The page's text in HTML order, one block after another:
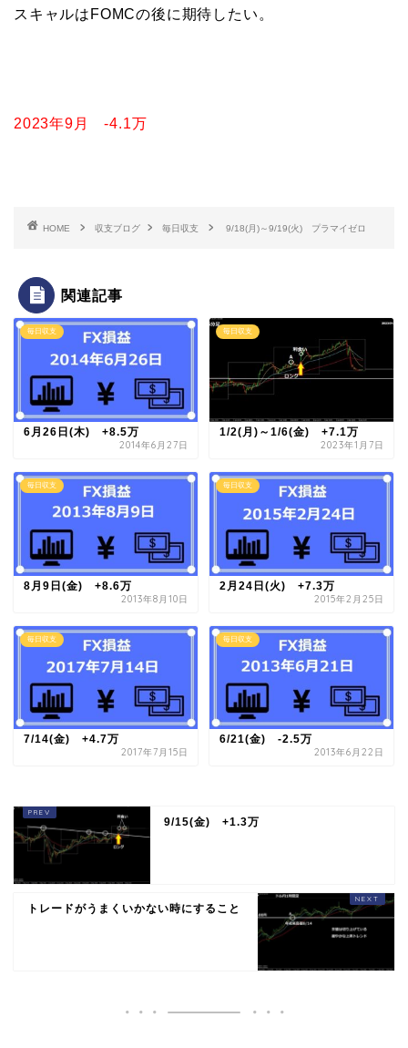
スキャルはFOMCの後に期待したい。
2023年9月 -4.1万
HOME 収支ブログ 毎日収支 9/18(月)～9/19(火) プラマイゼロ
関連記事
毎日収支
6月26日(木) +8.5万
2014年6月27日
毎日収支
1/2(月)～1/6(金) +7.1万
2023年1月7日
毎日収支
8月9日(金) +8.6万
2013年8月10日
毎日収支
2月24日(火) +7.3万
2015年2月25日
毎日収支
7/14(金) +4.7万
2017年7月15日
毎日収支
6/21(金) -2.5万
2013年6月22日
9/15(金) +1.3万
トレードがうまくいかない時にすること